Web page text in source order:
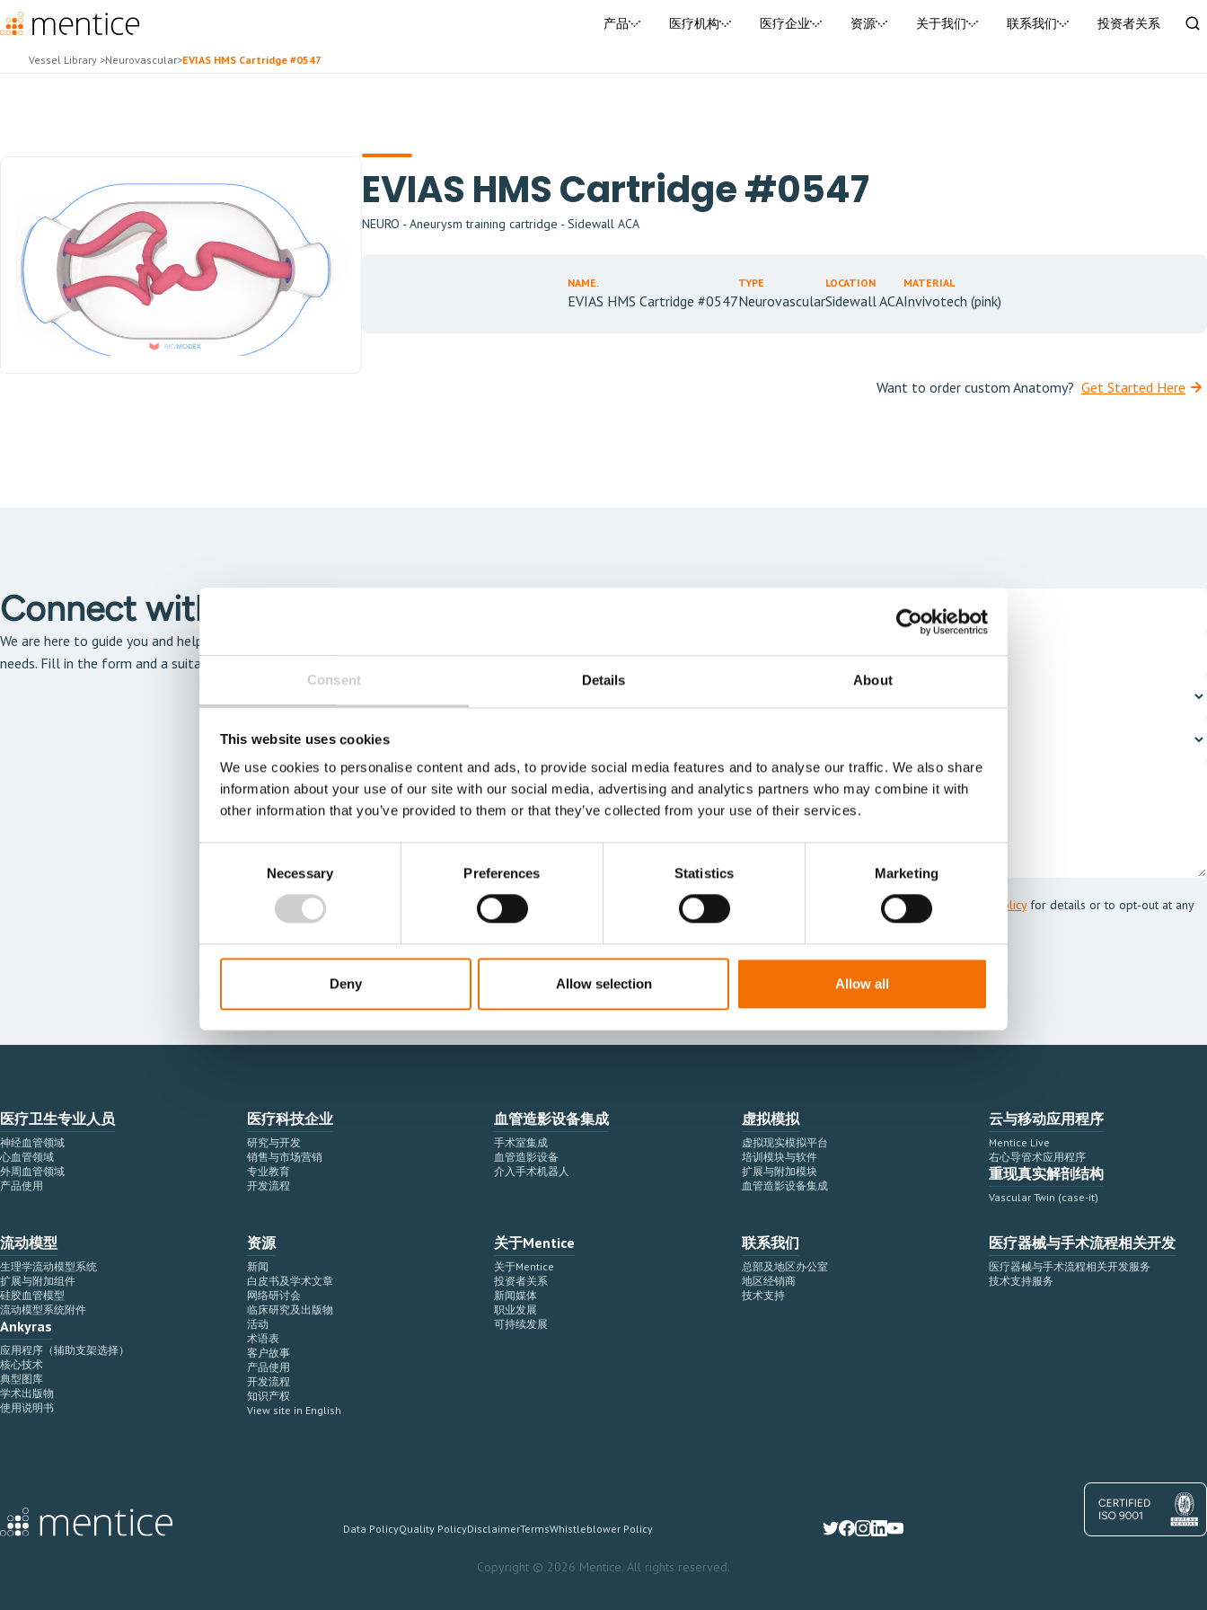
Consent Details About
This website uses cookies
We use cookies to personalise content and ads, to provide social media features and to analyse our traffic. We also share
information about your use of our site with our social media, advertising and analytics partners who may combine it with
other information that you’ve provided to them or that they’ve collected from your use of their services.
Necessary Preferences Statistics Marketing
Deny Allow selection Allow all
产品 医疗机构 医疗企业 资源 关于我们 联系我们 投资者关系
Vessel Library >Neurovascular>EVIAS HMS Cartridge #0547
EVIAS HMS Cartridge #0547
NEURO - Aneurysm training cartridge - Sidewall ACA
NAME.
EVIAS HMS Cartridge #0547
TYPE
Neurovascular
LOCATION
Sidewall ACA
MATERIAL
Invivotech (pink)
Want to order custom Anatomy? Get Started Here
Connect with our solutions team
We are here to guide you and help you find the solution that is the best fit for your unique
needs. Fill in the form and a suitable expert will get back to you as soon as possible.
I agree to allow Mentice to store and process my personal data. See our
Privacy Policyfor details or to opt-out at any
医疗卫生专业人员
神经血管领域
心血管领域
外周血管领域
产品使用
医疗科技企业
研究与开发
销售与市场营销
专业教育
开发流程
血管造影设备集成
手术室集成
血管造影设备
介入手术机器人
虚拟模拟
虚拟现实模拟平台
培训模块与软件
扩展与附加模块
血管造影设备集成
云与移动应用程序
Mentice Live
右心导管术应用程序
重现真实解剖结构
Vascular Twin (case-it)
流动模型
生理学流动模型系统
扩展与附加组件
硅胶血管模型
流动模型系统附件
Ankyras
应用程序（辅助支架选择）
核心技术
典型图库
学术出版物
使用说明书
资源
新闻
白皮书及学术文章
网络研讨会
临床研究及出版物
活动
术语表
客户故事
产品使用
开发流程
知识产权
View site in English
关于Mentice
关于Mentice
投资者关系
新闻媒体
职业发展
可持续发展
联系我们
总部及地区办公室
地区经销商
技术支持
医疗器械与手术流程相关开发
医疗器械与手术流程相关开发服务
技术支持服务
Data PolicyQuality PolicyDisclaimerTermsWhistleblower Policy
Copyright © 2026 Mentice. All rights reserved.